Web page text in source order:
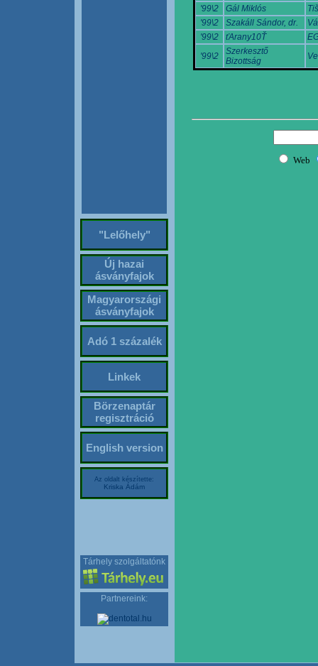
"Lelőhely"
Új hazai
ásványfajok
Magyarországi
ásványfajok
Adó 1 százalék
Linkek
Börzenaptár
regisztráció
English version
Az oldalt készítette:
Kriska Ádám
Tárhely szolgáltatónk
Partnereink:
'99\2
Gál Miklós
'99\2
Szakáll Sándor, dr.
'99\2
ťArany10Ť
'99\2
Szerkesztő
Bizottság